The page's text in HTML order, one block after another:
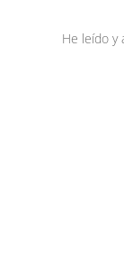
He leído y